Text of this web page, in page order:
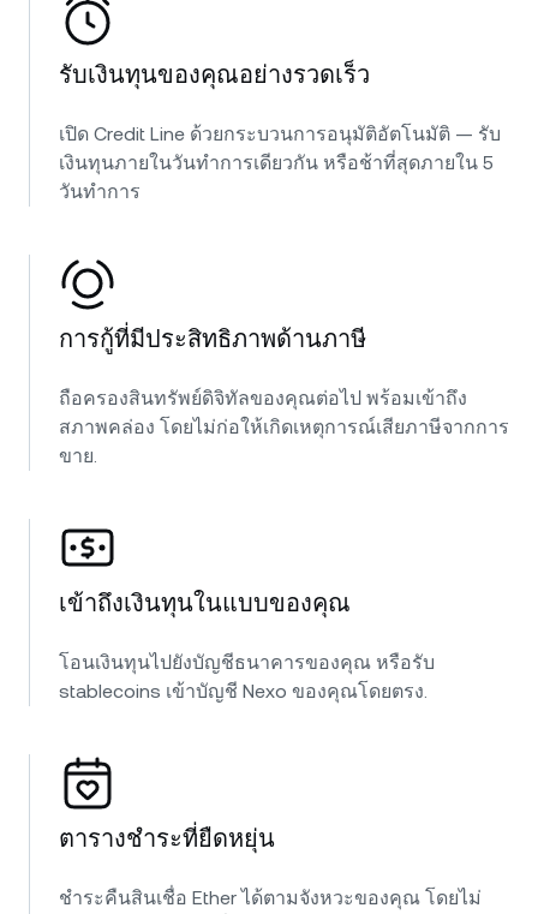
รับเงินทุนของคุณอย่างรวดเร็ว
เปิด Credit Line ด้วยกระบวนการอนุมัติอัตโนมัติ — รับ
เงินทุนภายในวันทำการเดียวกัน หรือช้าที่สุดภายใน 5
วันทำการ
การกู้ที่มีประสิทธิภาพด้านภาษี
ถือครองสินทรัพย์ดิจิทัลของคุณต่อไป พร้อมเข้าถึง
สภาพคล่อง โดยไม่ก่อให้เกิดเหตุการณ์เสียภาษีจากการ
ขาย.
เข้าถึงเงินทุนในแบบของคุณ
โอนเงินทุนไปยังบัญชีธนาคารของคุณ หรือรับ
stablecoins เข้าบัญชี Nexo ของคุณโดยตรง.
ตารางชำระที่ยืดหยุ่น
ชำระคืนสินเชื่อ Ether ได้ตามจังหวะของคุณ โดยไม่